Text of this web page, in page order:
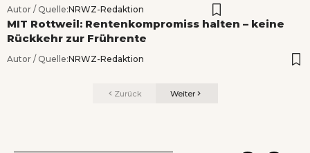
Autor / Quelle:NRWZ-Redaktion
MIT Rottweil: Rentenkompromiss halten – keine
Rückkehr zur Frührente
Autor / Quelle:NRWZ-Redaktion
Zurück Weiter